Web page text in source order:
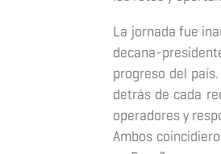
La jornada fue
decana-
progreso del país.
detrás de cada
operadores y
Ambos